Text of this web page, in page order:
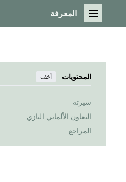
القائمة الرئيسية
المعرفة
المحتويات أخف
سيرته
التعاون الألماني النازي
المراجع